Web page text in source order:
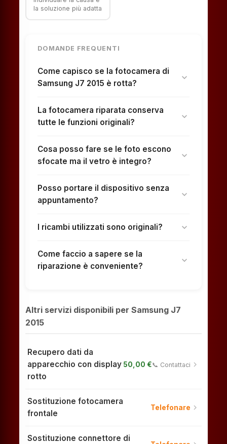
la soluzione più adatta
DOMANDE FREQUENTI
Come capisco se la fotocamera di
Samsung J7 2015 è rotta?
expand_more
La fotocamera riparata conserva
tutte le funzioni originali?
expand_more
Cosa posso fare se le foto escono
sfocate ma il vetro è integro?
expand_more
Posso portare il dispositivo senza
appuntamento?
expand_more
I ricambi utilizzati sono originali? expand_more
Come faccio a sapere se la
riparazione è conveniente?
expand_more
Altri servizi disponibili per Samsung J7
2015
Recupero dati da
apparecchio con display
rotto
50,00 €📞 Contattaci chevron_right
Sostituzione fotocamera
frontale
Telefonare chevron_right
Sostituzione connettore di